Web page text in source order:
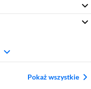
Pokaż wszystkie